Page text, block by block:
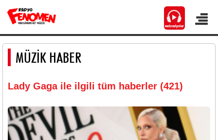
MÜZİK HABER
Lady Gaga ile ilgili tüm haberler (421)